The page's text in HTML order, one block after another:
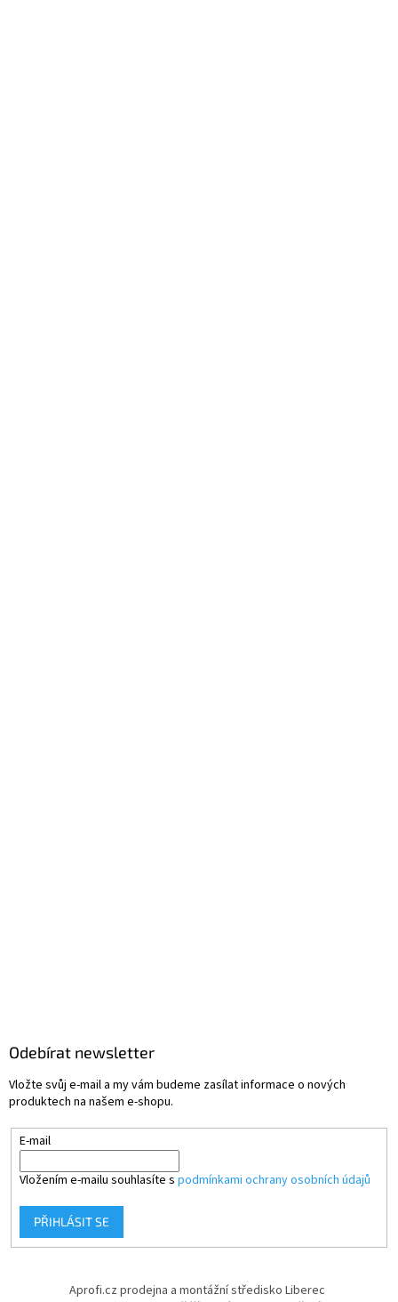
Odebírat newsletter
Vložte svůj e-mail a my vám budeme zasílat informace o nových
produktech na našem e-shopu.
E-mail
Vložením e-mailu souhlasíte s podmínkami ochrany osobních údajů
PŘIHLÁSIT SE
Aprofi.cz prodejna a montážní středisko Liberec